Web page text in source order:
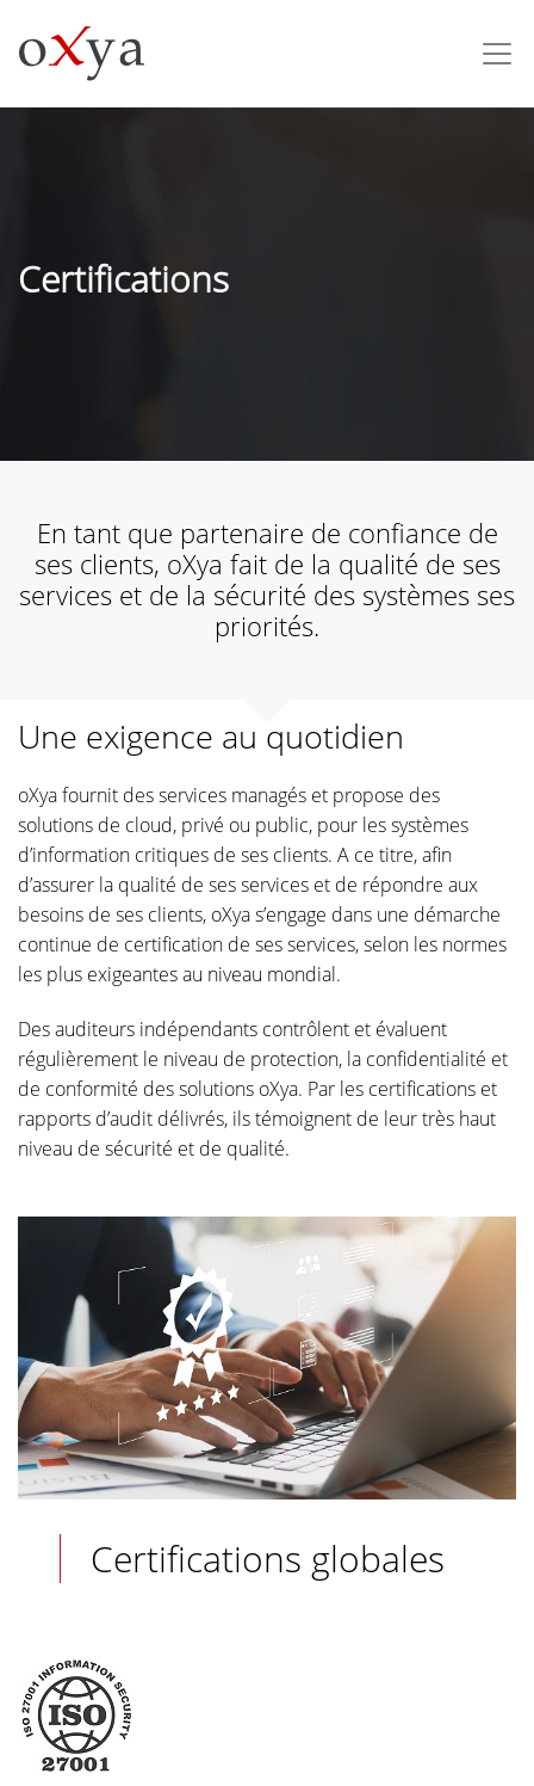
Certifications
En tant que partenaire de confiance de
ses clients, oXya fait de la qualité de ses
services et de la sécurité des systèmes ses
priorités.
Une exigence au quotidien
oXya fournit des services managés et propose des
solutions de cloud, privé ou public, pour les systèmes
d’information critiques de ses clients. A ce titre, afin
d’assurer la qualité de ses services et de répondre aux
besoins de ses clients, oXya s’engage dans une démarche
continue de certification de ses services, selon les normes
les plus exigeantes au niveau mondial.
Des auditeurs indépendants contrôlent et évaluent
régulièrement le niveau de protection, la confidentialité et
de conformité des solutions oXya. Par les certifications et
rapports d’audit délivrés, ils témoignent de leur très haut
niveau de sécurité et de qualité.
Certifications globales